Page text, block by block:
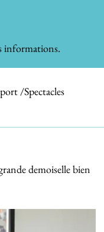
informations.
/Spectacles
demoiselle bien